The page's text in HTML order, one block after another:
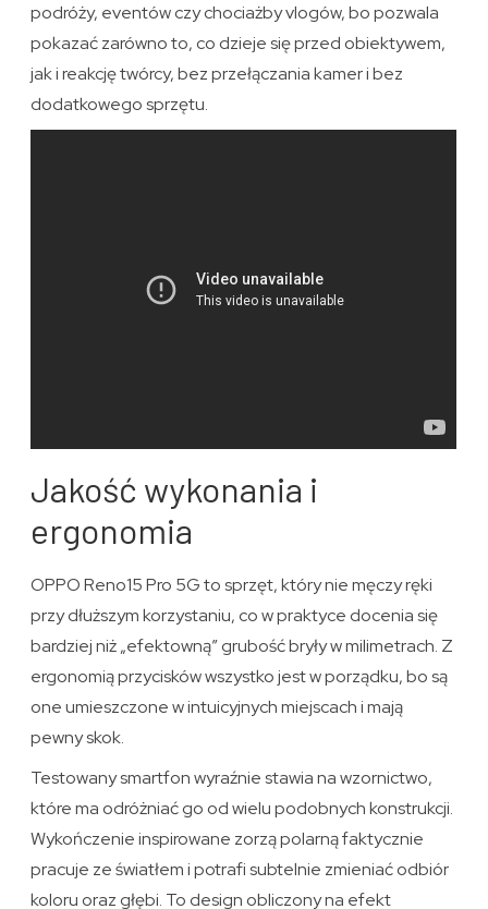
podróży, eventów czy chociażby vlogów, bo pozwala
pokazać zarówno to, co dzieje się przed obiektywem,
jak i reakcję twórcy, bez przełączania kamer i bez
dodatkowego sprzętu.
Jakość wykonania i
ergonomia
OPPO Reno15 Pro 5G to sprzęt, który nie męczy ręki
przy dłuższym korzystaniu, co w praktyce docenia się
bardziej niż „efektowną” grubość bryły w milimetrach. Z
ergonomią przycisków wszystko jest w porządku, bo są
one umieszczone w intuicyjnych miejscach i mają
pewny skok.
Testowany smartfon wyraźnie stawia na wzornictwo,
które ma odróżniać go od wielu podobnych konstrukcji.
Wykończenie inspirowane zorzą polarną faktycznie
pracuje ze światłem i potrafi subtelnie zmieniać odbiór
koloru oraz głębi. To design obliczony na efekt